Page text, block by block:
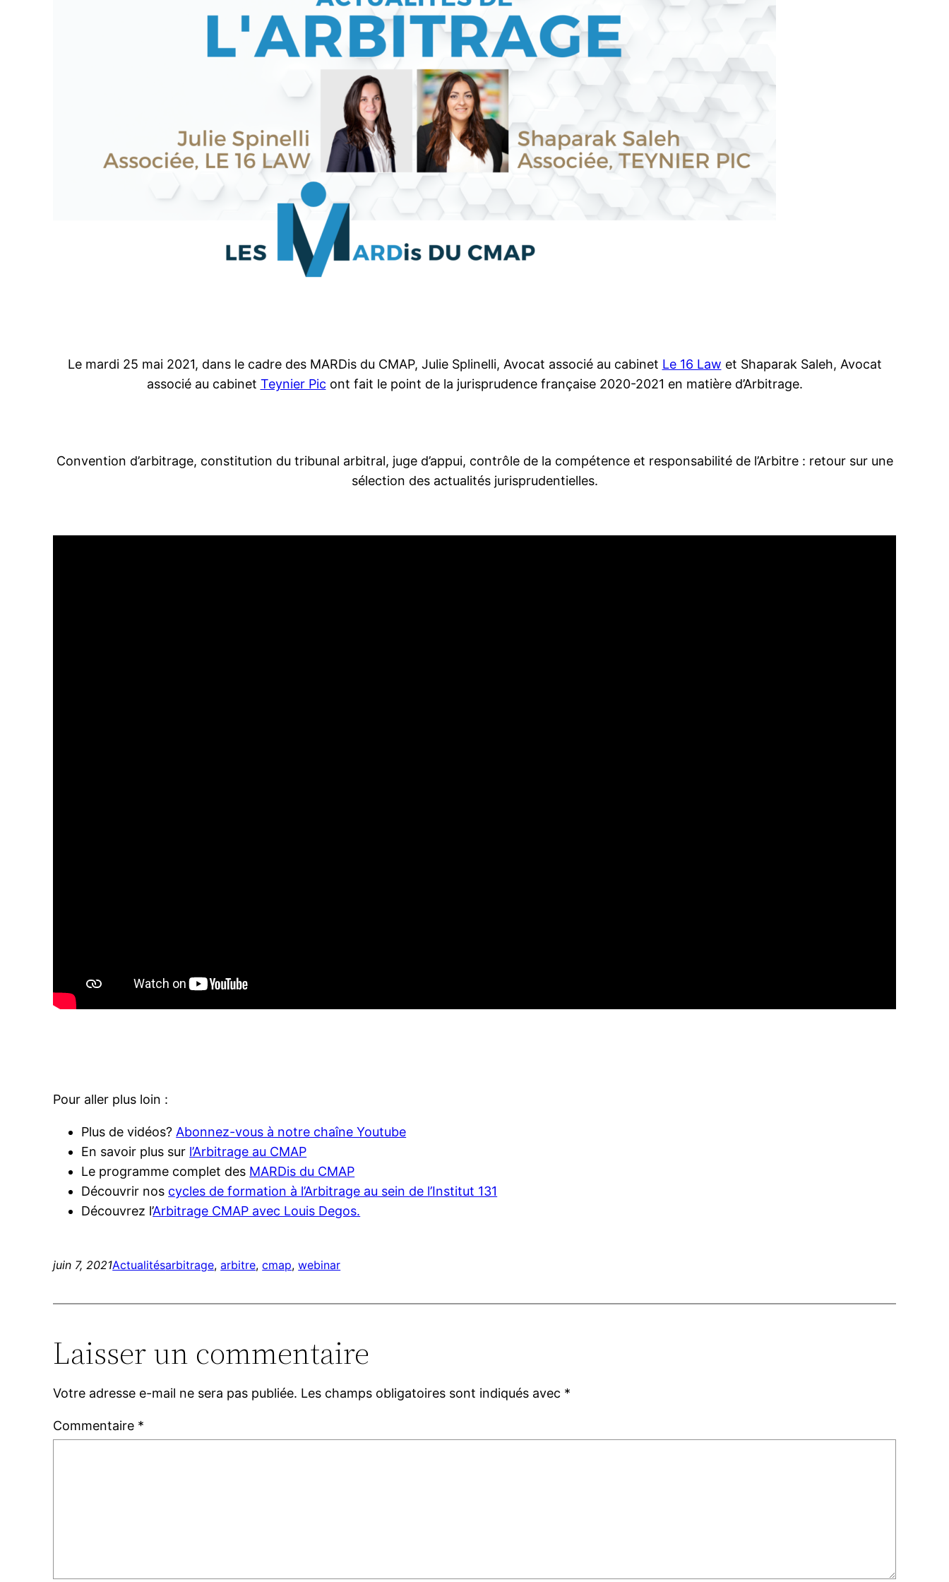
Le mardi 25 mai 2021, dans le cadre des MARDis du CMAP, Julie Splinelli, Avocat associé au cabinet Le 16 Law et Shaparak Saleh, Avocat
associé au cabinet Teynier Pic ont fait le point de la jurisprudence française 2020-2021 en matière d’Arbitrage.
Convention d’arbitrage, constitution du tribunal arbitral, juge d’appui, contrôle de la compétence et responsabilité de l’Arbitre : retour sur une
sélection des actualités jurisprudentielles.
Pour aller plus loin :
Plus de vidéos?Abonnez-vous à notre chaîne Youtube
En savoir plus sur l’Arbitrage au CMAP
Le programme complet des MARDis du CMAP
Découvrir nos cycles de formation à l’Arbitrage au sein de l’Institut 131
Découvrez l’Arbitrage CMAP avec Louis Degos.
juin 7, 2021Actualitésarbitrage, arbitre, cmap, webinar
Laisser un commentaire
Votre adresse e-mail ne sera pas publiée. Les champs obligatoires sont indiqués avec *
Commentaire *